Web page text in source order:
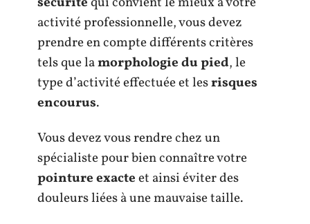
activité professionnelle, vous devez
prendre en compte différents critères
tels que lamorphologie du pied, le
type d’activité effectuée et lesrisques
encourus.
Vous devez vous rendre chez un
spécialiste pour bien connaître votre
pointure exacteet ainsi éviter des
douleurs liées à une mauvaise taille.